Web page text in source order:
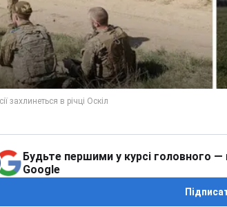
Будьте першими у курсі головного —
Google